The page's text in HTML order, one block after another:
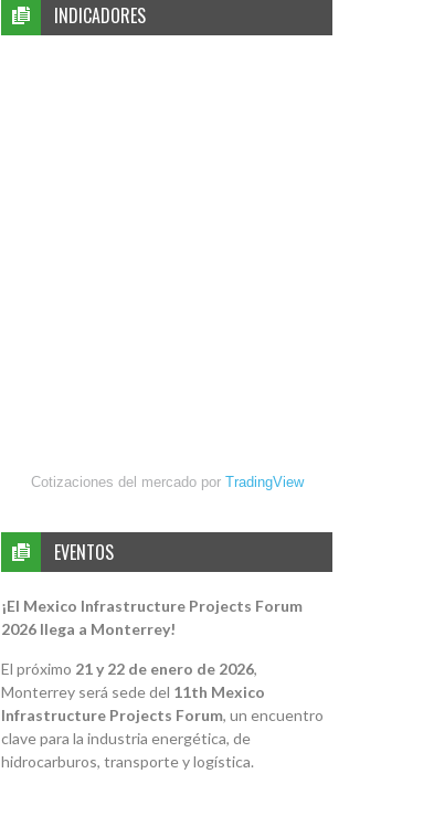
INDICADORES
Cotizaciones del mercado por TradingView
EVENTOS
¡El Mexico Infrastructure Projects Forum
2026 llega a Monterrey!
El próximo 21 y 22 de enero de 2026,
Monterrey será sede del 11th Mexico
Infrastructure Projects Forum, un encuentro
clave para la industria energética, de
hidrocarburos, transporte y logística.